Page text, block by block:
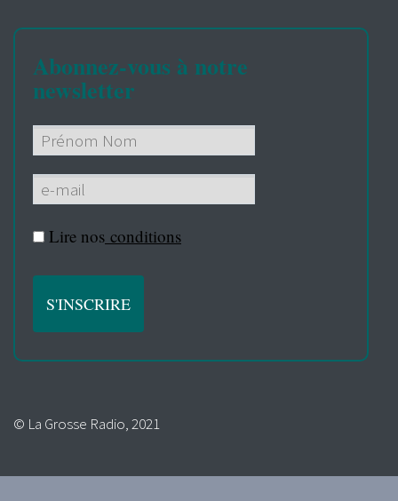
Abonnez-vous à notre
newsletter
Lire nos conditions
© La Grosse Radio, 2021